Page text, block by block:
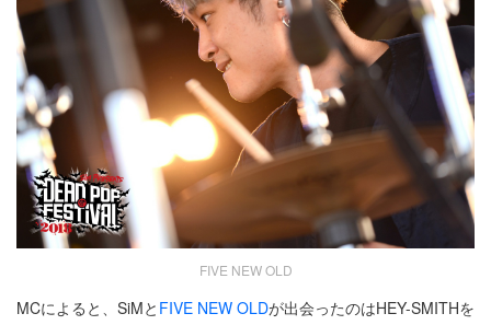
FIVE NEW OLD
MCによると、SiMと FIVE NEW OLDが出会ったのはHEY-SMITHを